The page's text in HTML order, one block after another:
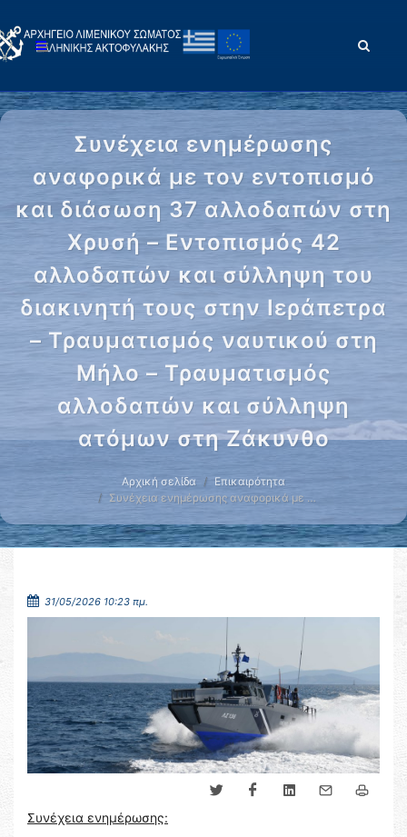
Συνέχεια ενημέρωσης
αναφορικά με τον εντοπισμό
και διάσωση 37 αλλοδαπών στη
Χρυσή – Εντοπισμός 42
αλλοδαπών και σύλληψη του
διακινητή τους στην Ιεράπετρα
– Τραυματισμός ναυτικού στη
Μήλο – Τραυματισμός
αλλοδαπών και σύλληψη
ατόμων στη Ζάκυνθο
Αρχική σελίδα
Επικαιρότητα
Συνέχεια ενημέρωσης αναφορικά με …
31/05/2026 10:23 πμ.
Συνέχεια ενημέρωσης: